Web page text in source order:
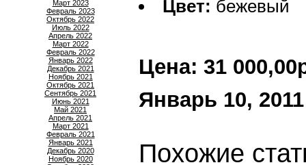
Март 2023
Февраль 2023
Октябрь 2022
Июль 2022
Апрель 2022
Март 2022
Февраль 2022
Январь 2022
Декабрь 2021
Ноябрь 2021
Октябрь 2021
Сентябрь 2021
Июнь 2021
Май 2021
Апрель 2021
Март 2021
Февраль 2021
Январь 2021
Декабрь 2020
Ноябрь 2020
Цвет: бежевый
Цена: 31
Январь 10, 2011
Похожие